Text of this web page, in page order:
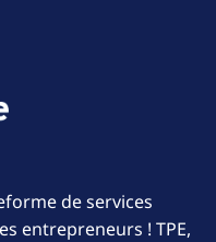
de services
entrepreneurs ! TPE,